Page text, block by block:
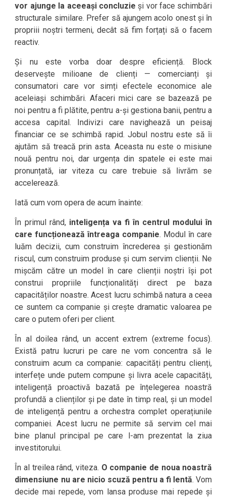
vor ajunge la aceeași concluzie și vor face schimbări
structurale similare. Prefer să ajungem acolo onest și în
propriii noștri termeni, decât să fim forțați să o facem
reactiv.
Și nu este vorba doar despre eficiență. Block
deservește milioane de clienți — comercianți și
consumatori care vor simți efectele economice ale
aceleiași schimbări. Afaceri mici care se bazează pe
noi pentru a fi plătite, pentru a-și gestiona banii, pentru a
accesa capital. Indivizi care navighează un peisaj
financiar ce se schimbă rapid. Jobul nostru este să îi
ajutăm să treacă prin asta. Aceasta nu este o misiune
nouă pentru noi, dar urgența din spatele ei este mai
pronunțată, iar viteza cu care trebuie să livrăm se
accelerează.
Iată cum vom opera de acum înainte:
În primul rând, inteligența va fi în centrul modului în
care funcționează întreaga companie. Modul în care
luăm decizii, cum construim încrederea și gestionăm
riscul, cum construim produse și cum servim clienții. Ne
mișcăm către un model în care clienții noștri își pot
construi propriile funcționalități direct pe baza
capacităților noastre. Acest lucru schimbă natura a ceea
ce suntem ca companie și crește dramatic valoarea pe
care o putem oferi per client.
În al doilea rând, un accent extrem (extreme focus).
Există patru lucruri pe care ne vom concentra să le
construim acum ca companie: capacități pentru clienți,
interfețe unde putem compune și livra acele capacități,
inteligență proactivă bazată pe înțelegerea noastră
profundă a clienților și pe date în timp real, și un model
de inteligență pentru a orchestra complet operațiunile
companiei. Acest lucru ne permite să servim cel mai
bine planul principal pe care l-am prezentat la ziua
investitorului.
În al treilea rând, viteza. O companie de noua noastră
dimensiune nu are nicio scuză pentru a fi lentă. Vom
decide mai repede, vom lansa produse mai repede și